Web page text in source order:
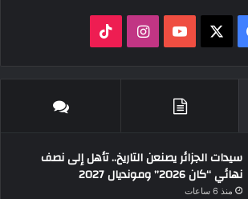
فيسبوك ‫YouTubeانستقرام
سيدات الجزائر يصنعن التاريخ.. تأهل إلى نصف
نهائي “كان 2026” ومونديال 2027
منذ 6 ساعات